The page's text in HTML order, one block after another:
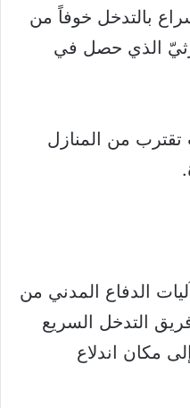
بالتدخل خوفاً من
الذي حصل في
تقترب من المنازل
الدفاع المدني من
التدخل السريع
مكان اندلاع